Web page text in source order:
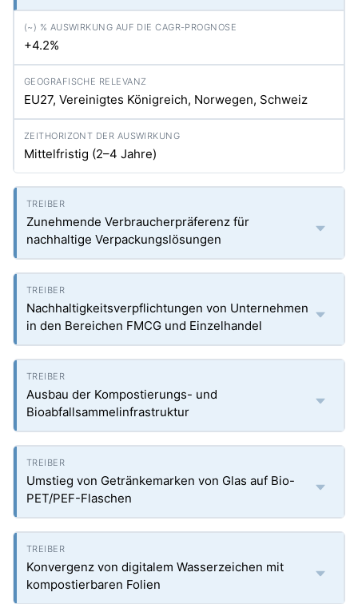
+4.2%
EU27, Vereinigtes Königreich, Norwegen, Schweiz
Mittelfristig (2–4 Jahre)
Zunehmende Verbraucherpräferenz für
nachhaltige Verpackungslösungen
Nachhaltigkeitsverpflichtungen von Unternehmen
in den Bereichen FMCG und Einzelhandel
Ausbau der Kompostierungs- und
Bioabfallsammelinfrastruktur
Umstieg von Getränkemarken von Glas auf Bio-
PET/PEF-Flaschen
Konvergenz von digitalem Wasserzeichen mit
kompostierbaren Folien